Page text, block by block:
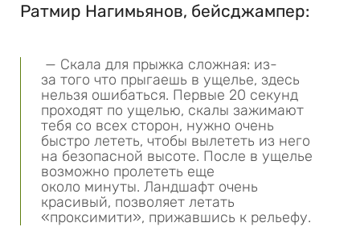
Ратмир Нагимьянов, бейсджампер:
— Скала для прыжка сложная: из-
за того что прыгаешь в ущелье, здесь
нельзя ошибаться. Первые 20 секунд
проходят по ущелью, скалы зажимают
тебя со всех сторон, нужно очень
быстро лететь, чтобы вылететь из него
на безопасной высоте. После в ущелье
возможно пролететь еще
около минуты. Ландшафт очень
красивый, позволяет летать
«проксимити», прижавшись к рельефу.